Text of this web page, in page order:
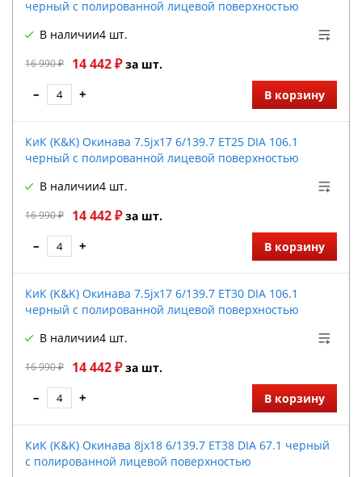
черный с полированной лицевой поверхностью
16 990 ₽ 14 442 ₽за шт.
В наличии4 шт.
– + В корзину
КиК (K&K) Окинава 7.5jx17 6/139.7 ET25 DIA 106.1
черный с полированной лицевой поверхностью
16 990 ₽ 14 442 ₽за шт.
В наличии4 шт.
– + В корзину
КиК (K&K) Окинава 7.5jx17 6/139.7 ET30 DIA 106.1
черный с полированной лицевой поверхностью
16 990 ₽ 14 442 ₽за шт.
В наличии4 шт.
– + В корзину
КиК (K&K) Окинава 8jx18 6/139.7 ET38 DIA 67.1 черный
с полированной лицевой поверхностью